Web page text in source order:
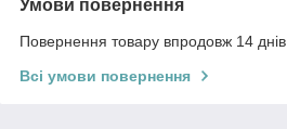
Умови повернення
Повернення товару впродовж 14
Всі умови повернення